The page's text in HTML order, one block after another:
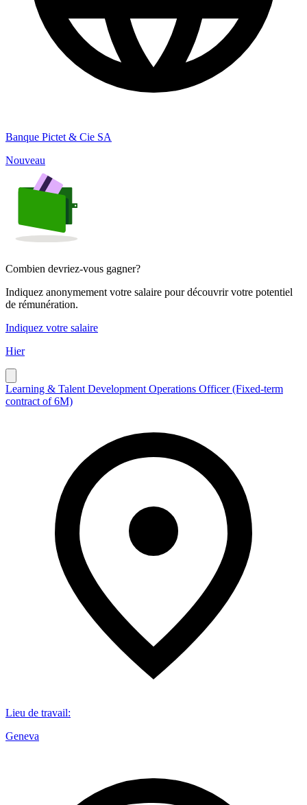
Banque Pictet & Cie SA
Nouveau
Combien devriez-vous gagner?
Indiquez anonymement votre salaire pour découvrir votre potentiel
de rémunération.
Indiquez votre salaire
Hier
Learning & Talent Development Operations Officer (Fixed-term
contract of 6M)
Lieu de travail:
Geneva